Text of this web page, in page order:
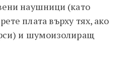
наушници (като
плата върху тях, ако
и шумоизолиращ